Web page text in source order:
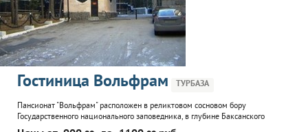
Гостиница Вольфрам ТУРБАЗА
Пансионат "Вольфрам" расположен в реликтовом сосновом бору
Государственного национального заповедника, в глубине Баксанского
ущелья. Гостям пансионата предлагается комфортабельное размещение в